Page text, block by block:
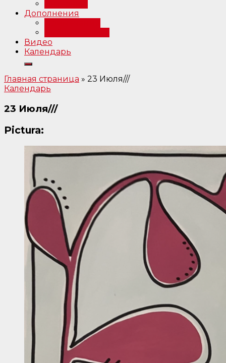
Дополнения
Видео
Календарь
Главная страница » 23 Июля///
Календарь
23 Июля///
Pictura: